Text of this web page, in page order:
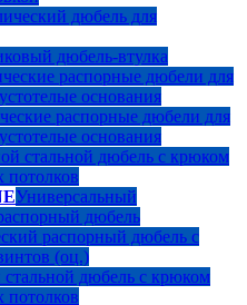
дюбель для
дюбель-втулка
распорные дюбели для
основания
распорные дюбели для
основания
стальной дюбель с крюком
потолков
Универсальный
дюбель
распорный дюбель с
(оц.)
дюбель с крюком
потолков